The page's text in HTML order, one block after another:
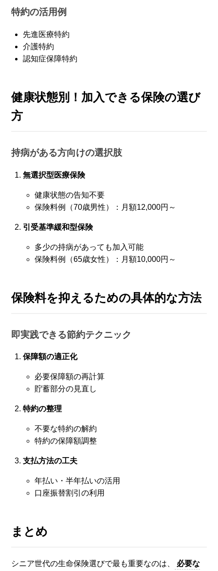
特約の活用例
先進医療特約
介護特約
認知症保障特約
健康状態別！加入できる保険の選び
方
持病がある方向けの選択肢
無選択型医療保険
健康状態の告知不要
保険料例（70歳男性）：月額12,000円～
引受基準緩和型保険
多少の持病があっても加入可能
保険料例（65歳女性）：月額10,000円～
保険料を抑えるための具体的な方法
即実践できる節約テクニック
保障額の適正化
必要保障額の再計算
貯蓄部分の見直し
特約の整理
不要な特約の解約
特約の保障額調整
支払方法の工夫
年払い・半年払いの活用
口座振替割引の利用
まとめ
シニア世代の生命保険選びで最も重要なのは、
必要な